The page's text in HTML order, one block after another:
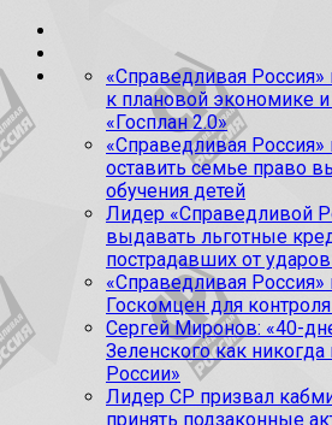
«Справедливая Россия»
к плановой экономике и
«Госплан 2.0»
«Справедливая Россия»
оставить семье право
обучения детей
Лидер «Справедливой
выдавать льготные
пострадавших от
«Справедливая Россия»
Госкомцен для
Сергей Миронов: «40-
Зеленского как
России»
Лидер СР призвал
принять подзаконные